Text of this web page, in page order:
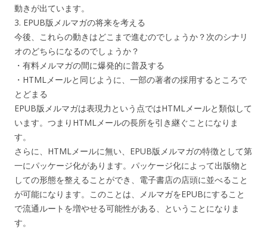
動きが出ています。
3. EPUB版メルマガの将来を考える
今後、これらの動きはどこまで進むのでしょうか？次のシナリ
オのどちらになるのでしょうか？
・有料メルマガの間に爆発的に普及する
・HTMLメールと同じように、一部の著者の採用するところで
とどまる
EPUB版メルマガは表現力という点ではHTMLメールと類似して
います。つまりHTMLメールの長所を引き継ぐことになりま
す。
さらに、HTMLメールに無い、EPUB版メルマガの特徴として第
一にパッケージ化があります。パッケージ化によって出版物と
しての形態を整えることができ、電子書店の店頭に並べること
が可能になります。このことは、メルマガをEPUBにすること
で流通ルートを増やせる可能性がある、ということになりま
す。